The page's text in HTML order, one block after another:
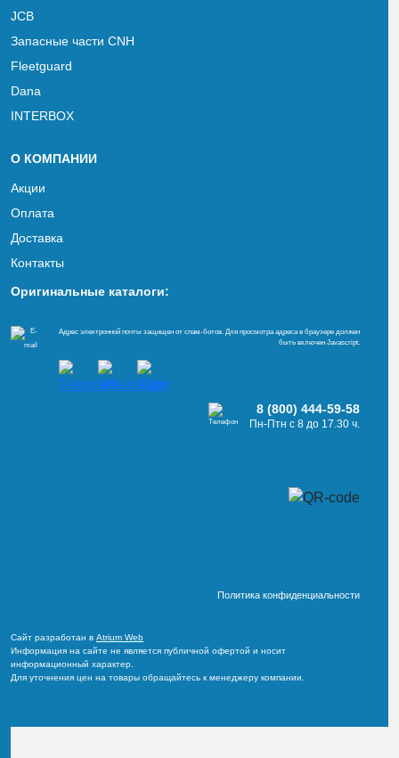
JCB
Запасные части CNH
Fleetguard
Dana
INTERBOX
О КОМПАНИИ
Акции
Оплата
Доставка
Контакты
Оригинальные каталоги:
Адрес электронной почты защищен от спам-ботов. Для просмотра адреса в браузере должен
быть включен Javascript.
8 (800) 444-59-58
Пн-Птн с 8 до 17.30 ч.
Политика конфиденциальности
Сайт разработан в Atrium Web
Информация на сайте не является публичной офертой и носит
информационный характер.
Для уточнения цен на товары обращайтесь к менеджеру компании.